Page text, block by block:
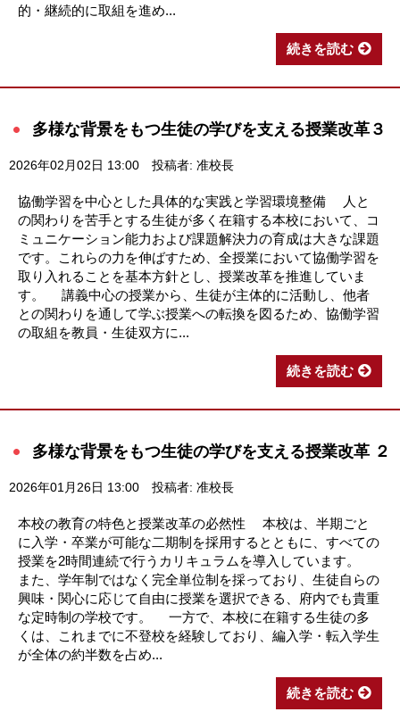
的・継続的に取組を進め...
続きを読む
多様な背景をもつ生徒の学びを支える授業改革３
2026年02月02日 13:00 投稿者: 准校長
協働学習を中心とした具体的な実践と学習環境整備 人と
の関わりを苦手とする生徒が多く在籍する本校において、コ
ミュニケーション能力および課題解決力の育成は大きな課題
です。これらの力を伸ばすため、全授業において協働学習を
取り入れることを基本方針とし、授業改革を推進していま
す。 講義中心の授業から、生徒が主体的に活動し、他者
との関わりを通して学ぶ授業への転換を図るため、協働学習
の取組を教員・生徒双方に...
続きを読む
多様な背景をもつ生徒の学びを支える授業改革 ２
2026年01月26日 13:00 投稿者: 准校長
本校の教育の特色と授業改革の必然性 本校は、半期ごと
に入学・卒業が可能な二期制を採用するとともに、すべての
授業を2時間連続で行うカリキュラムを導入しています。
また、学年制ではなく完全単位制を採っており、生徒自らの
興味・関心に応じて自由に授業を選択できる、府内でも貴重
な定時制の学校です。 一方で、本校に在籍する生徒の多
くは、これまでに不登校を経験しており、編入学・転入学生
が全体の約半数を占め...
続きを読む